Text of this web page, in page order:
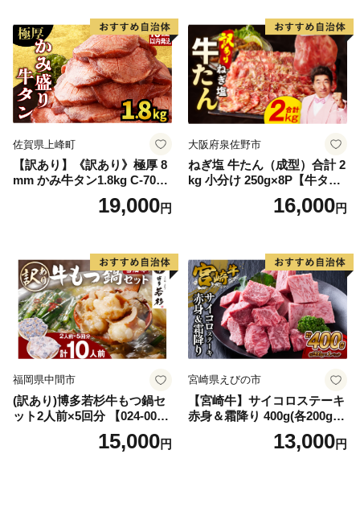
厚切り タン
佐賀県上峰町
【訳あり】《訳あり》極厚 8
mm かみ牛タン1.8kg C-709-
19,000円
大阪府泉佐野市
ねぎ塩 牛たん（成型）合計 2
kg 小分け 250g×8P【牛タン
牛肉 焼肉用 薄切り 訳あり サ
16,000円
福岡県中間市
(訳あり)博多若杉牛もつ鍋セ
ット2人前×5回分 【024-002
15,000円
宮崎県えびの市
【宮崎牛】サイコロステーキ
赤身＆霜降り 400g(各200g×
１P 計2P) 真空パック 冷凍
13,000円